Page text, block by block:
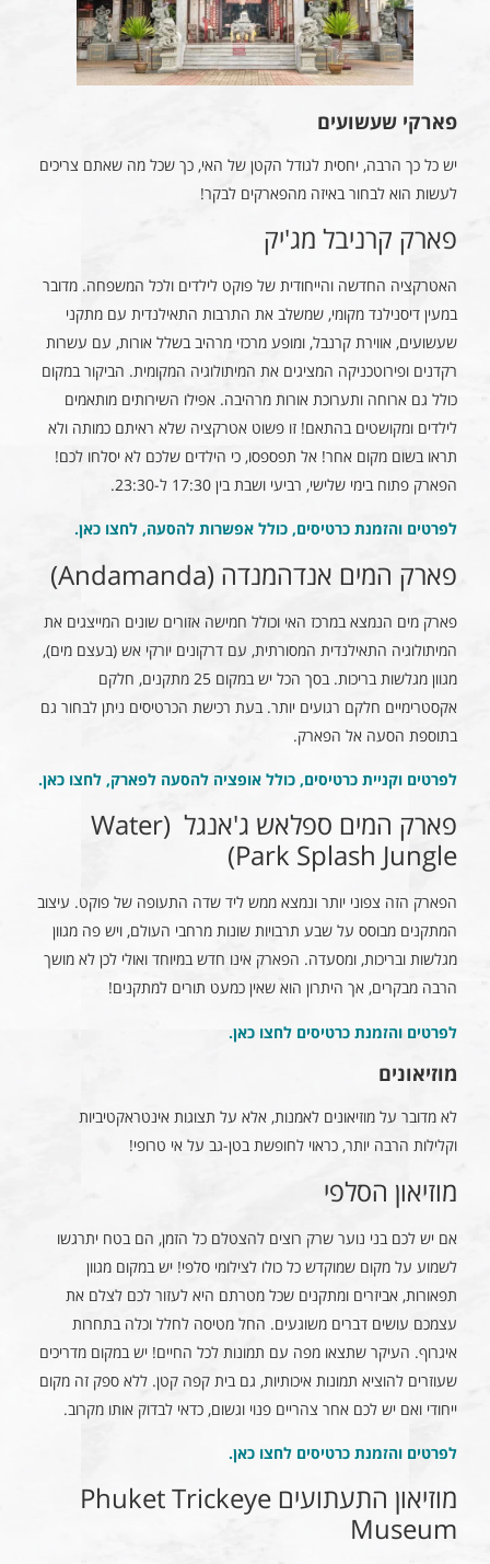
פארקי שעשועים
יש כל כך הרבה, יחסית לגודל הקטן של האי, כך שכל מה שאתם צריכים
לעשות הוא לבחור באיזה מהפארקים לבקר!
פארק קרניבל מג'יק
האטרקציה החדשה והייחודית של פוקט לילדים ולכל המשפחה. מדובר
במעין דיסנילנד מקומי, שמשלב את התרבות התאילנדית עם מתקני
שעשועים, אווירת קרנבל, ומופע מרכזי מרהיב בשלל אורות, עם עשרות
רקדנים ופירוטכניקה המציגים את המיתולוגיה המקומית. הביקור במקום
כולל גם ארוחה ותערוכת אורות מרהיבה. אפילו השירותים מותאמים
לילדים ומקושטים בהתאם! זו פשוט אטרקציה שלא ראיתם כמותה ולא
תראו בשום מקום אחר! אל תפספסו, כי הילדים שלכם לא יסלחו לכם!
הפארק פתוח בימי שלישי, רביעי ושבת בין 17:30 ל-23:30.
לפרטים והזמנת כרטיסים, כולל אפשרות להסעה, לחצו כאן.
פארק המים אנדהמנדה (Andamanda)
פארק מים הנמצא במרכז האי וכולל חמישה אזורים שונים המייצגים את
המיתולוגיה התאילנדית המסורתית, עם דרקונים יורקי אש (בעצם מים),
מגוון מגלשות בריכות. בסך הכל יש במקום 25 מתקנים, חלקם
אקסטרימיים חלקם רגועים יותר. בעת רכישת הכרטיסים ניתן לבחור גם
בתוספת הסעה אל הפארק.
לפרטים וקניית כרטיסים, כולל אופציה להסעה לפארק, לחצו כאן.
פארק המים ספלאש ג'אנגל (Water
Park Splash Jungle)
הפארק הזה צפוני יותר ונמצא ממש ליד שדה התעופה של פוקט. עיצוב
המתקנים מבוסס על שבע תרבויות שונות מרחבי העולם, ויש פה מגוון
מגלשות ובריכות, ומסעדה. הפארק אינו חדש במיוחד ואולי לכן לא מושך
הרבה מבקרים, אך היתרון הוא שאין כמעט תורים למתקנים!
לפרטים והזמנת כרטיסים לחצו כאן.
מוזיאונים
לא מדובר על מוזיאונים לאמנות, אלא על תצוגות אינטראקטיביות
וקלילות הרבה יותר, כראוי לחופשת בטן-גב על אי טרופי!
מוזיאון הסלפי
אם יש לכם בני נוער שרק רוצים להצטלם כל הזמן, הם בטח יתרגשו
לשמוע על מקום שמוקדש כל כולו לצילומי סלפי! יש במקום מגוון
תפאורות, אביזרים ומתקנים שכל מטרתם היא לעזור לכם לצלם את
עצמכם עושים דברים משוגעים. החל מטיסה לחלל וכלה בתחרות
איגרוף. העיקר שתצאו מפה עם תמונות לכל החיים! יש במקום מדריכים
שעוזרים להוציא תמונות איכותיות, גם בית קפה קטן. ללא ספק זה מקום
ייחודי ואם יש לכם אחר צהריים פנוי וגשום, כדאי לבדוק אותו מקרוב.
לפרטים והזמנת כרטיסים לחצו כאן.
מוזיאון התעתועים Phuket Trickeye
Museum